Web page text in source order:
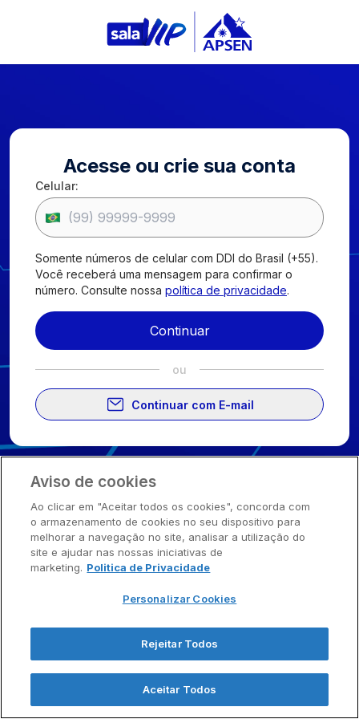
Acesse ou crie sua conta
Celular:
Somente números de celular com DDI do Brasil (+55).
Você receberá uma mensagem para confirmar o
número. Consulte nossa política de privacidade.
Continuar
ou
Continuar com E-mail
Páginas
Código de Conduta
Canal de Transparência
Contatos
infomed@apsen.com.br
Sala Vip Apsen2026. Todos os direitos reservados.
Aviso de cookies
Ao clicar em "Aceitar todos os cookies", concorda com
o armazenamento de cookies no seu dispositivo para
melhorar a navegação no site, analisar a utilização do
site e ajudar nas nossas iniciativas de
marketing. Politica de Privacidade
Personalizar Cookies
Rejeitar Todos
Aceitar Todos